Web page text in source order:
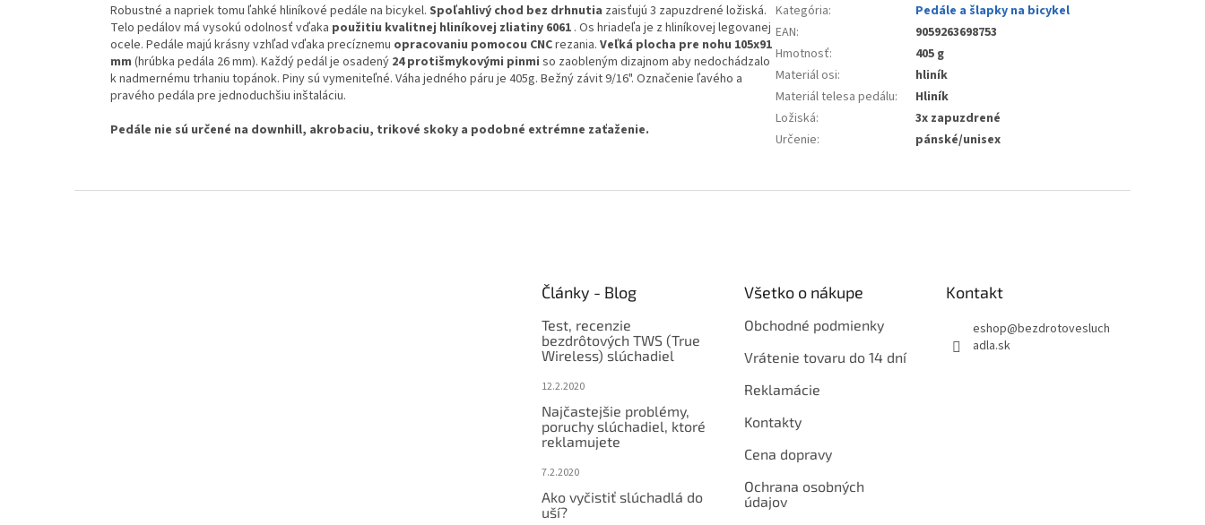
Robustné a napriek tomu ľahké hliníkové pedále na bicykel. Spoľahlivý chod bez drhnutia zaisťujú 3 zapuzdrené ložiská.
Telo pedálov má vysokú odolnosť vďaka použitiu kvalitnej hliníkovej zliatiny 6061 . Os hriadeľa je z hliníkovej legovanej
ocele. Pedále majú krásny vzhľad vďaka precíznemu opracovaniu pomocou CNCrezania. Veľká plocha pre nohu 105x91
mm (hrúbka pedála 26 mm). Každý pedál je osadený 24 protišmykovými pinmi so zaobleným dizajnom aby nedochádzalo
k nadmernému trhaniu topánok. Piny sú vymeniteľné. Váha jedného páru je 405g. Bežný závit 9/16". Označenie ľavého a
pravého pedála pre jednoduchšiu inštaláciu.
Pedále nie sú určené na downhill, akrobaciu, trikové skoky a podobné extrémne zaťaženie.
Kategória:
Pedále a šlapky na bicykel
EAN:
9059263698753
Hmotnosť:
405 g
Materiál osi:
hliník
Materiál telesa pedálu:
Hliník
Ložiská:
3x zapuzdrené
Určenie: pánské/unisex
Články - Blog
Test, recenzie
bezdrôtových TWS (True
Wireless) slúchadiel
12.2.2020
Najčastejšie problémy,
poruchy slúchadiel, ktoré
reklamujete
7.2.2020
Ako vyčistiť slúchadlá do
uší?
Všetko o nákupe
Obchodné podmienky
Vrátenie tovaru do 14 dní
Reklamácie
Kontakty
Cena dopravy
Ochrana osobných
údajov
Kontakt
eshop@bezdrotovesluch
adla.sk